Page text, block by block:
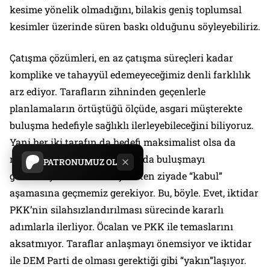
PATRONUMUZ OL
kesime yönelik olmadığını, bilakis geniş toplumsal
kesimler üzerinde süren baskı olduğunu söyleyebiliriz.
Çatışma çözümleri, en az çatışma süreçleri kadar
komplike ve tahayyül edemeyeceğimiz denli farklılık
arz ediyor. Tarafların zihninden geçenlerle
planlamaların örtüştüğü ölçüde, asgari müşterekte
buluşma hedefiyle sağlıklı ilerleyebileceğini biliyoruz.
Yani her iki tarafın da hedefi maksimalist olsa da
nihayetinde anlaşma, ortalarda buluşmayı
gerektiriyor. Esasen “hayret”ten ziyade “kabul”
aşamasına geçmemiz gerekiyor. Bu, böyle. Evet, iktidar
PKK’nin silahsızlandırılması sürecinde kararlı
adımlarla ilerliyor. Öcalan ve PKK ile temaslarını
aksatmıyor. Taraflar anlaşmayı önemsiyor ve iktidar
ile DEM Parti de olması gerektiği gibi “yakın”laşıyor.